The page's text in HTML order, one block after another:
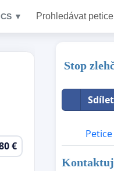
CS ▼ Prohledávat petice
Stop
Petice
€